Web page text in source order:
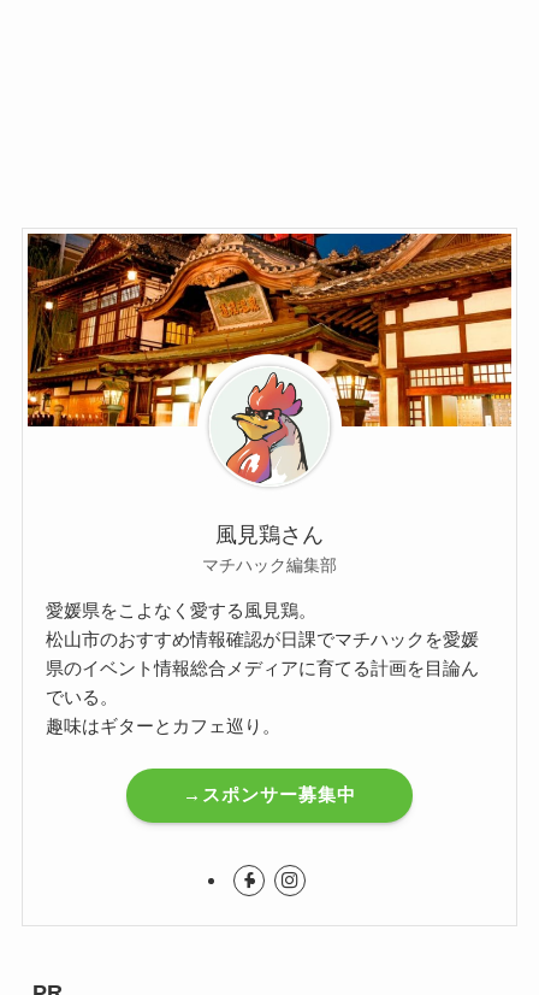
風見鶏さん
マチハック編集部
愛媛県をこよなく愛する風見鶏。
松山市のおすすめ情報確認が日課でマチハックを愛媛
県のイベント情報総合メディアに育てる計画を目論ん
でいる。
趣味はギターとカフェ巡り。
→スポンサー募集中